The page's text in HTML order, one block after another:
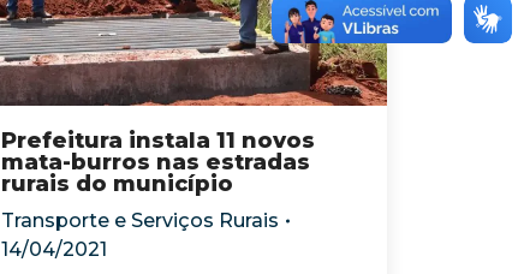
Prefeitura instala 11 novos
mata-burros nas estradas
rurais do município
Transporte e Serviços Rurais
14/04/2021